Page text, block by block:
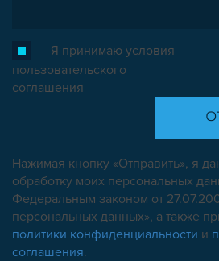
Я принимаю условия
пользовательского
соглашения
Нажимая кнопку «Отправить», я
обработку моих персональных
Федеральным законом от
персональных данных», а также
политики конфиденциальности и
соглашения.